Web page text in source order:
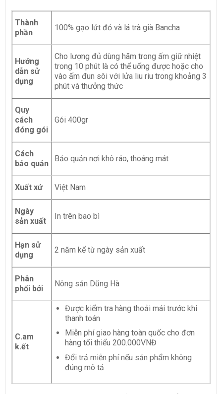
Thành
phần
100% gạo lứt đỏ và lá trà già Bancha
Hướng
dẫn sử
dụng
Cho lượng đủ dùng hãm trong ấm giữ nhiệt
trong 10 phút là có thể uống được hoặc cho
vào ấm đun sôi với lửa liu riu trong khoảng 3
phút và thưởng thức
Quy
cách
đóng gói
Gói 400gr
Cách
bảo quản
Bảo quản nơi khô ráo, thoáng mát
Xuất xứ Việt Nam
Ngày
sản xuất
In trên bao bì
Hạn sử
dụng
2 năm kể từ ngày sản xuất
Phân
phối bởi
Nông sản Dũng Hà
C.am
k.ết
Được kiểm tra hàng thoải mái trước khi
thanh toán
Miễn phí giao hàng toàn quốc cho đơn
hàng tối thiểu 200.000VNĐ
Đổi trả miễn phí nếu sản phẩm không
đúng mô tả